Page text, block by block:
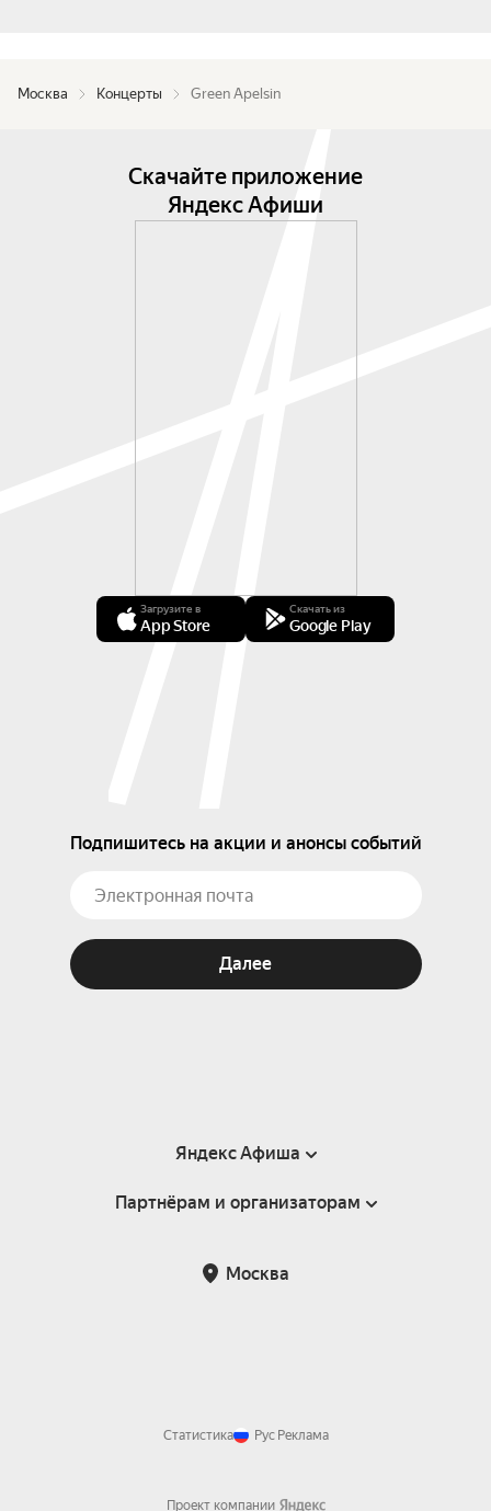
Москва Концерты Green Apelsin
Скачайте приложение
Яндекс Афиши
Загрузите в
App Store
Скачать из
Google Play
Подпишитесь на акции и анонсы событий
Далее
Яндекс Афиша
Справка
Подарочные сертификаты
Партнёрам и организаторам
Москва
Статистика Рус Реклама
Проект компании